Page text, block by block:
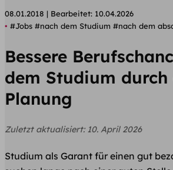
08.01.2018 Bearbeitet: 10.04.2026
#Jobs #nach dem Studium #nach dem
Bessere
dem Studium
Planung
Zuletzt aktualisiert: 10. April 2026
Studium als Garant für einen gut